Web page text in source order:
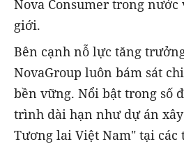
Nova Consumer trong
giới.
Bên cạnh nỗ lực tăng
NovaGroup luôn bám sát
bền vững. Nổi bật trong số
trình dài hạn như dự án
Tương lai Việt Nam" tại các